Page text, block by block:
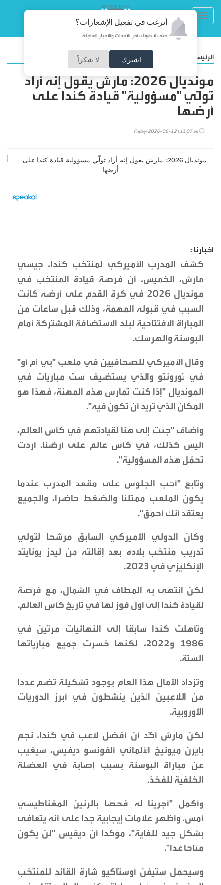
أترغب في تفعيل الإشعارات؟
حتى لا تفوتك آخر الأحداث والأخبار العاجلة
اشترك لا شكراً الرئيسية
مونديال 2026: مارش يقول إنه أراد
تولّي "مسؤولية" قيادة كندا على
أرضها
Friday-2026-06-12 | 11:07 am
أخبارنا :
كشف المدرب الأميركي لمنتخب كندا، جيسي
مارش، الخميس، أن فرصة قيادة المنتخب في
مونديال 2026 في كرة القدم على أرضه كانت
السبب في قبوله المهمة، وذلك قبل ساعات من
المباراة الافتتاحية لبلد الاستضافة المشتركة أمام
البوسنة والهرسك.
وقال الأميركي للصحافيين في ملعب "بي أم أو"
في تورونتو والذي يستضيف ست مباريات في
المونديال "إذا كنت تمارس هذه المهنة، فهذا هو
المكان الذي تريد أن تكون فيه".
وأضاف "جئت إلى هنا لقيادتهم في كأس العالم،
أليس كذلك، في كأس عالم على أرضنا. أردت
تحمّل هذه المسؤولية".
وتابع "أحب الجلوس على مقعد المدرب عندما
يكون الملعب ممتلئا والضغط حاضرا، والجميع
يعتقد أنك أحمق".
وكان الدولي الأميركي السابق مرشحا لتولي
تدريب منتخب بلاده بعد إقالته من ليدز يونايتد
الإنكليزي في 2023.
لكن انتهى به المطاف في الشمال، مع فرصة
لقيادة كندا إلى أول فوز لها في تاريخ كأس العالم.
وتأهلت كندا سابقا إلى النهائيات مرتين في
1986 و2022، لكنها خسرت جميع مبارياتها
الستة.
وتزداد الآمال هذا العام بوجود تشكيلة تضم عددا
من اللاعبين الذين ينشطون في أبرز الدوريات
الأوروبية.
لكن مارش أكّد أن أفضل لاعب في كندا، نجم
بايرن ميونيخ الألماني ألفونسو ديفيس، سيغيب
عن مباراة البوسنة بسبب إصابة في العضلة
الخلفية للفخذ.
وأكمل "أجرينا له فحصا بالرنين المغناطيسي
أمس، وأظهر علامات إيجابية جدا على أنه يتعافى
بشكل جيد للغاية"، مؤكدا أن ديفيس "لن يكون
متاحا غدا".
وسيحمل ستيفن أوستاكيو شارة القائد للمنتخب